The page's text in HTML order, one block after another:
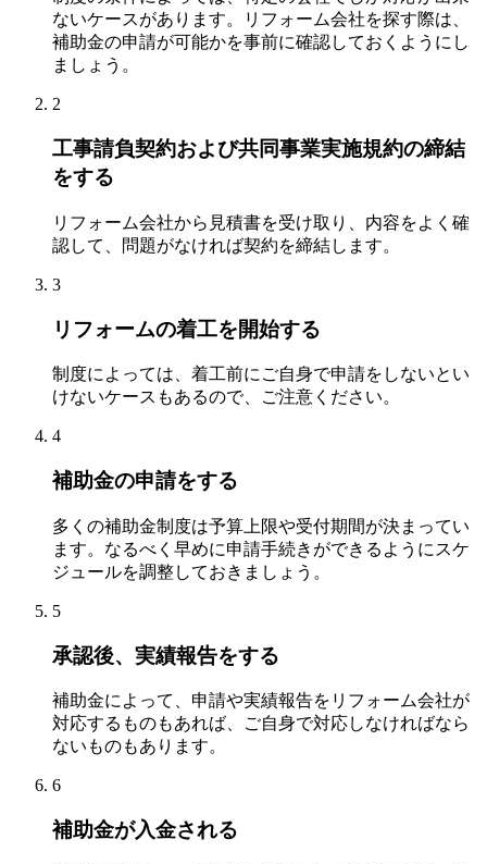
ないケースがあります。リフォーム会社を探す際は、
補助金の申請が可能かを事前に確認しておくようにし
ましょう。
2
工事請負契約および共同事業実施規約の締結
をする
リフォーム会社から見積書を受け取り、内容をよく確
認して、問題がなければ契約を締結します。
3
リフォームの着工を開始する
制度によっては、着工前にご自身で申請をしないとい
けないケースもあるので、ご注意ください。
4
補助金の申請をする
多くの補助金制度は予算上限や受付期間が決まってい
ます。なるべく早めに申請手続きができるようにスケ
ジュールを調整しておきましょう。
5
承認後、実績報告をする
補助金によって、申請や実績報告をリフォーム会社が
対応するものもあれば、ご自身で対応しなければなら
ないものもあります。
6
補助金が入金される